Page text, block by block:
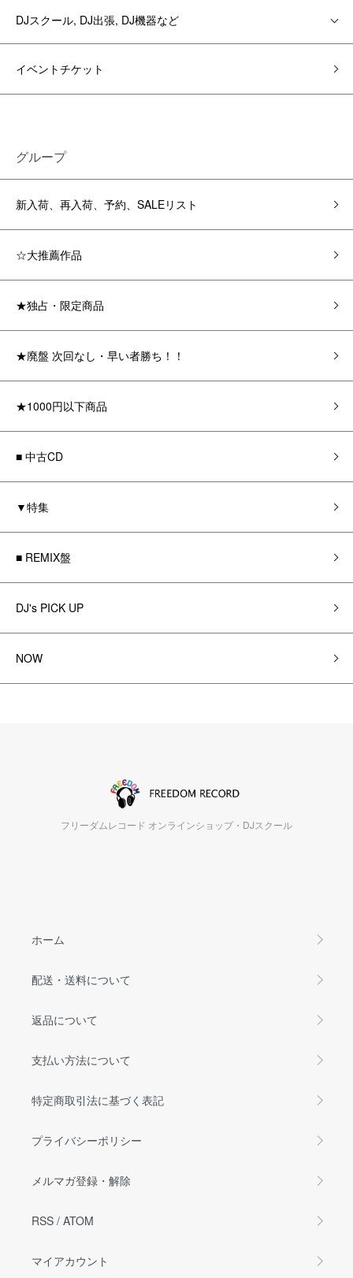
DJスクール, DJ出張, DJ機器など
イベントチケット
グループ
新入荷、再入荷、予約、SALEリスト
☆大推薦作品
★独占・限定商品
★廃盤 次回なし・早い者勝ち！！
★1000円以下商品
■ 中古CD
▼特集
■ REMIX盤
DJ's PICK UP
NOW
フリーダムレコード オンラインショップ・DJスクール
ホーム
配送・送料について
返品について
支払い方法について
特定商取引法に基づく表記
プライバシーポリシー
メルマガ登録・解除
RSS / ATOM
マイアカウント